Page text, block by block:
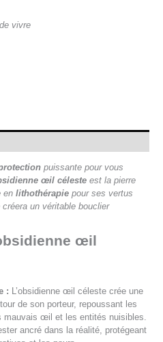
vivre
puissante pour vous
œil céleste est la pierre
en lithothérapie pour ses vertus
un véritable bouclier
œil
: L’obsidienne œil céleste crée une
de son porteur, repoussant les
mauvais œil et les entités nuisibles.
ancré dans la réalité, protégeant